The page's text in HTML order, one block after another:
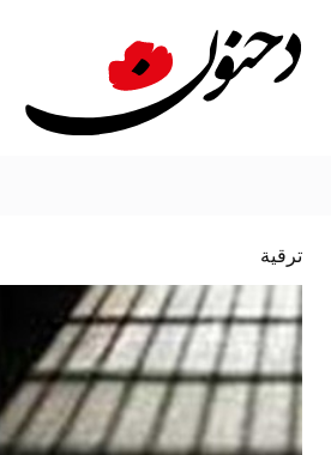
المحتوى
ترقية